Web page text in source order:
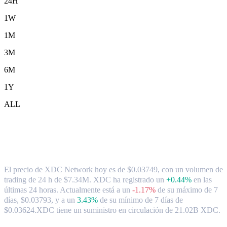
1W
1M
3M
6M
1Y
ALL
El precio de XDC Network hoy es de $0.03749, con un volumen de
trading de 24 h de $7.34M. XDC ha registrado un +0.44% en las
últimas 24 horas. Actualmente está a un -1.17% de su máximo de 7
días, $0.03793, y a un 3.43% de su mínimo de 7 días de
$0.03624.XDC tiene un suministro en circulación de 21.02B XDC.